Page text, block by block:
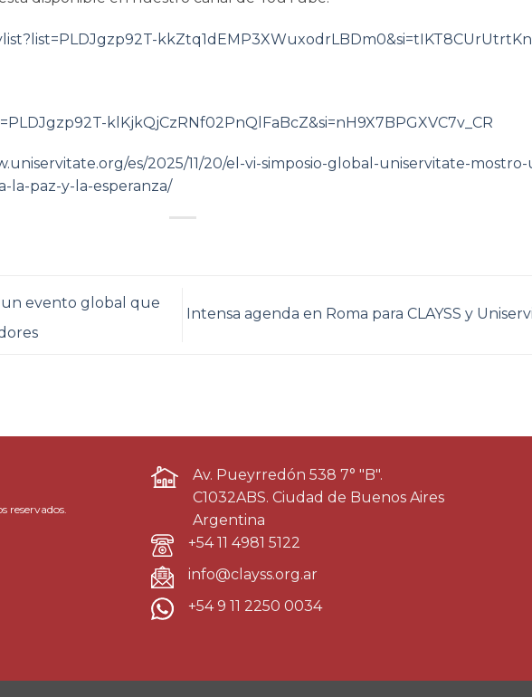
klKjkQjCzRNf02PnQlFaBcZ&si=nH9X7BPGXVC7v_CR
es/2025/11/20/el-vi-simposio-global-uniservitate-
la-paz-y-la-esperanza/
un evento global que
Intensa agenda en Roma para CLAYSS y
reservados.
Av. Pueyrredón 538 7° "B".
C1032ABS. Ciudad de Buenos Aires
Argentina
+54 11 4981 5122
info@clayss.org.ar
+54 9 11 2250 0034